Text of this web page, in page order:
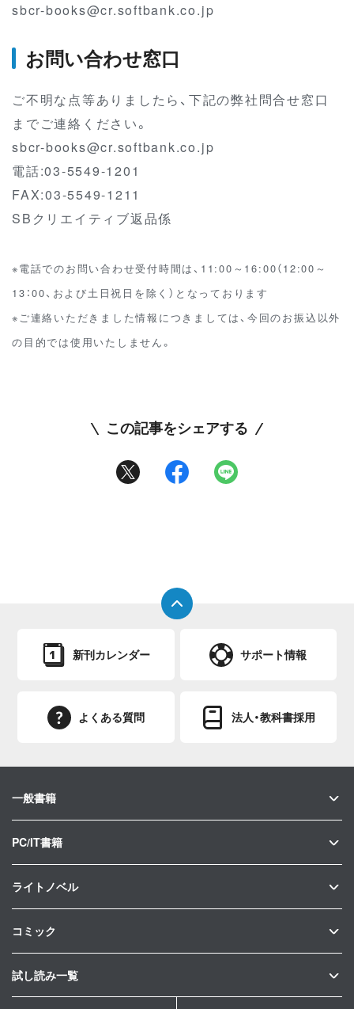
sbcr-books@cr.softbank.co.jp
お問い合わせ窓口
ご不明な点等ありましたら、下記の弊社問合せ窓口
までご連絡ください。
sbcr-books@cr.softbank.co.jp
電話:03-5549-1201
FAX:03-5549-1211
SBクリエイティブ返品係
※電話でのお問い合わせ受付時間は、11:00～16:00（12:00～
13：00、および土日祝日を除く）となっております
※ご連絡いただきました情報につきましては、今回のお振込以外
の目的では使用いたしません。
この記事をシェアする
新刊カレンダー サポート情報
よくある質問 法人・教科書採用
一般書籍
PC/IT書籍
ライトノベル
コミック
試し読み一覧